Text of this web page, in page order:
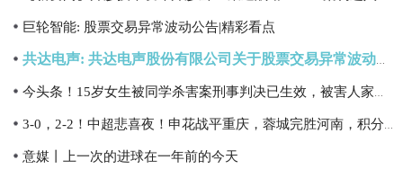
巨轮智能: 股票交易异常波动公告|精彩看点
意媒丨上一次的进球在一年前的今天